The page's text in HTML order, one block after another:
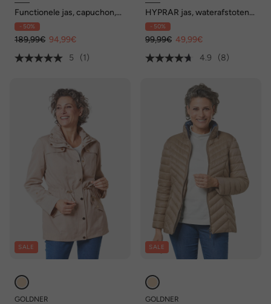
Functionele jas, capuchon,
verborgen rits, valt kleiner uit
- 50%
189,99€ 94,99€
5
(1)
HYPRAR jas, waterafstotend,
capuchon, zoomband
- 50%
99,99€ 49,99€
4.9
(8)
SALE
GOLDNER
SALE
GOLDNER